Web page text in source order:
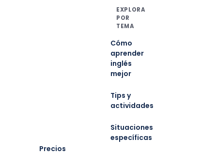
Precios
EXPLORA
POR
TEMA
Cómo
aprender
inglés
mejor
Tips y
actividades
Situaciones
específicas